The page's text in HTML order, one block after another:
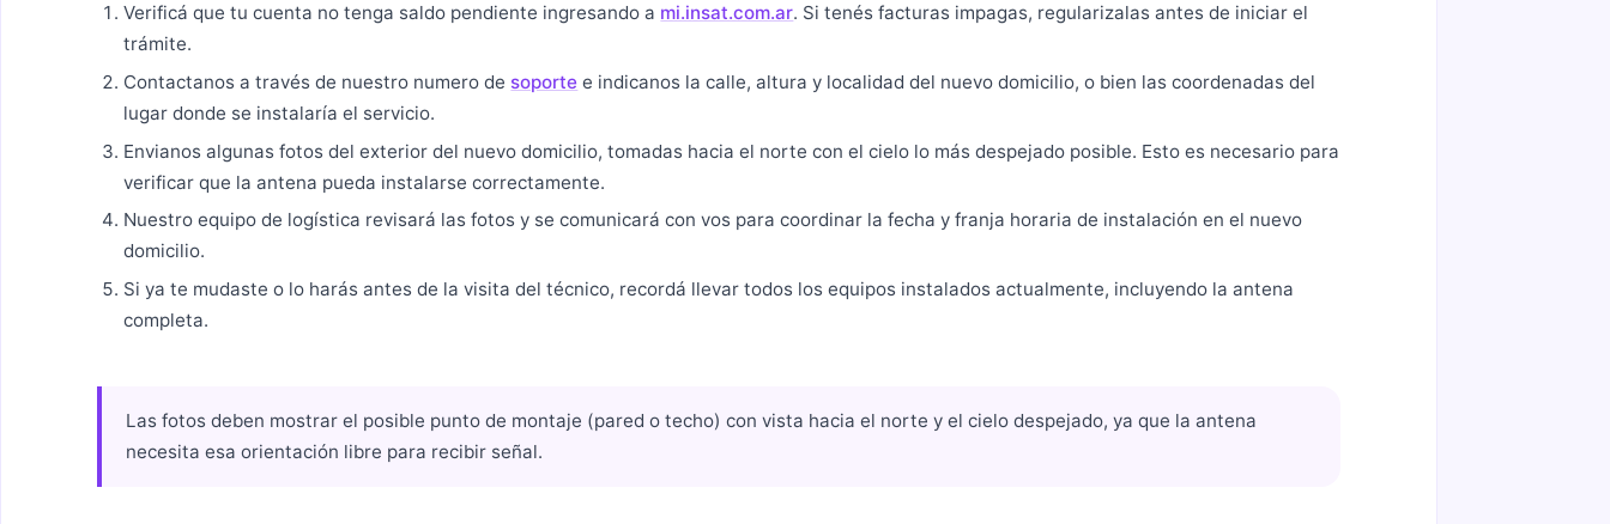
Verificá que tu cuenta no tenga saldo pendiente ingresando a mi.insat.com.ar. Si tenés facturas impagas, regularizalas antes de iniciar el
trámite.
Contactanos a través de nuestro numero de soporte e indicanos la calle, altura y localidad del nuevo domicilio, o bien las coordenadas del
lugar donde se instalaría el servicio.
Envianos algunas fotos del exterior del nuevo domicilio, tomadas hacia el norte con el cielo lo más despejado posible. Esto es necesario para
verificar que la antena pueda instalarse correctamente.
Nuestro equipo de logística revisará las fotos y se comunicará con vos para coordinar la fecha y franja horaria de instalación en el nuevo
domicilio.
Si ya te mudaste o lo harás antes de la visita del técnico, recordá llevar todos los equipos instalados actualmente, incluyendo la antena
completa.
Las fotos deben mostrar el posible punto de montaje (pared o techo) con vista hacia el norte y el cielo despejado, ya que la antena
necesita esa orientación libre para recibir señal.